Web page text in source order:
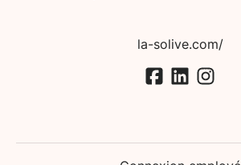
la-solive.com/